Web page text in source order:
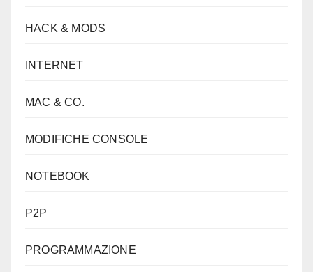
HACK & MODS
INTERNET
MAC & CO.
MODIFICHE CONSOLE
NOTEBOOK
P2P
PROGRAMMAZIONE